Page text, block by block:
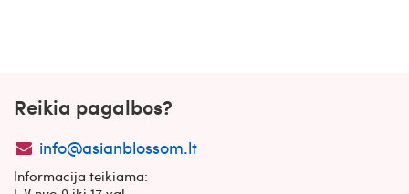
Reikia pagalbos?
info@asianblossom.lt
Informacija teikiama: